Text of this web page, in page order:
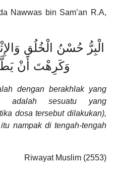
Nawwas bin Sam’an R.A,
الْبِرُّ حُسْنُ الْخُلُقِ
وَكَرِهْتَ أَنْ
dengan berakhlak yang
adalah sesuatu yang
dosa tersebut dilakukan),
nampak di tengah-tengah
Riwayat Muslim (2553)